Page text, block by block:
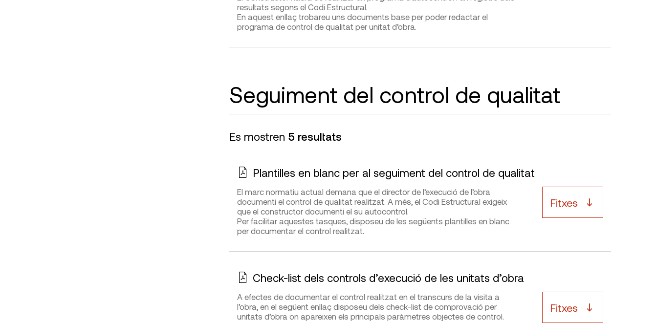
resultats segons el Codi Estructural.
En aquest enllaç trobareu uns documents base per poder redactar el
programa de control de qualitat per unitat d’obra.
Seguiment del control de qualitat
Es mostren 5 resultats
Plantilles en blanc per al seguiment del control de qualitat
El marc normatiu actual demana que el director de l’execució de l’obra
documenti el control de qualitat realitzat. A més, el Codi Estructural exigeix
que el constructor documenti el su autocontrol.
Per facilitar aquestes tasques, ​disposeu de les següents plantilles en blanc
per documentar el control realitzat.
Fitxes
Check-list dels controls d’execució de les unitats d’obra
A efectes de documentar el control realitzat en el transcurs de la visita a
l’obra, en el següent enllaç disposeu dels check-list de comprovació per
unitats d’obra on apareixen els principals paràmetres objectes de control.
Fitxes